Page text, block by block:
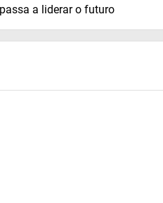
a liderar o futuro